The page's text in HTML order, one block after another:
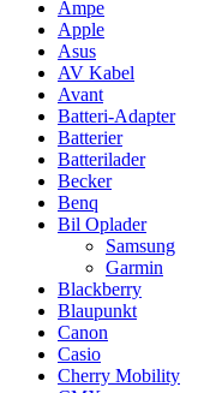
Ampe
Apple
Asus
AV Kabel
Avant
Batteri-Adapter
Batterier
Batterilader
Becker
Benq
Bil Oplader
Samsung
Garmin
Blackberry
Blaupunkt
Canon
Casio
Cherry Mobility